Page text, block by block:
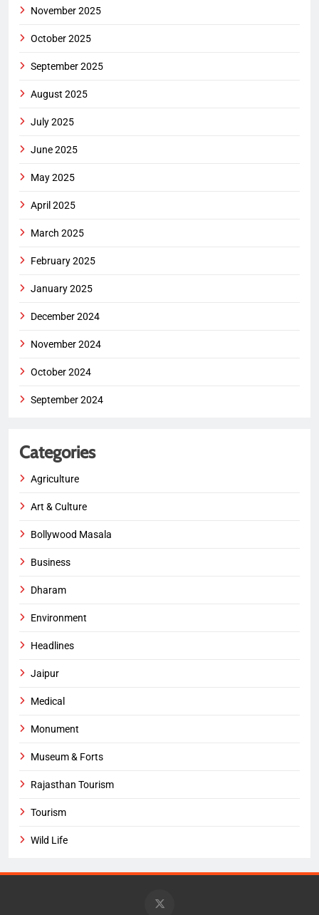
November 2025
October 2025
September 2025
August 2025
July 2025
June 2025
May 2025
April 2025
March 2025
February 2025
January 2025
December 2024
November 2024
October 2024
September 2024
Categories
Agriculture
Art & Culture
Bollywood Masala
Business
Dharam
Environment
Headlines
Jaipur
Medical
Monument
Museum & Forts
Rajasthan Tourism
Tourism
Wild Life